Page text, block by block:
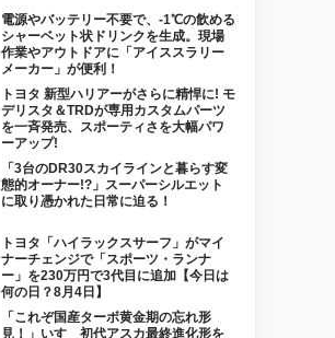
電源やバッテリー不要で、-1℃の飲める
シャーベット状ドリンクを生成。現場
作業やアウトドアに「アイススラリー
メーカー」が便利！
トヨタ 新型ハリアーがさらに精悍に! モ
デリスタ＆TRDが専用カスタムパーツ
を一斉発売、スポーティさを大幅パワ
ーアップ!
「3台のDR30スカイラインと暮らす変
態的オーナー!?」スーパーシルエット
に取り憑かれた日常に迫る！
トヨタ「ハイラックスサーフ」がマイ
ナーチェンジで「スポーツ・ランナ
ー」を230万円で3代目に追加【今日は
何の日？8月4日】
「これぞ国産ターボ黄金期の忘れ形
見！」いすゞ初代アスカ最終進化形を